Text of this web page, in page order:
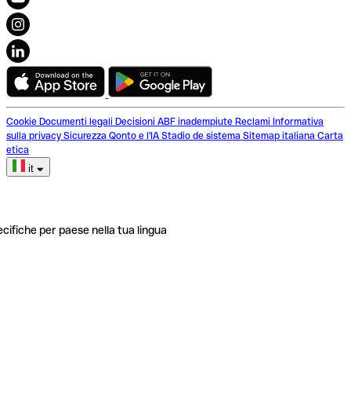
Cookie Documenti legali Decisioni ABF inadempiute Reclami Informativa
sulla privacy Sicurezza Qonto e l'IA Stadio de sistema Sitemap italiana Carta
etica
it
per paese nella tua lingua